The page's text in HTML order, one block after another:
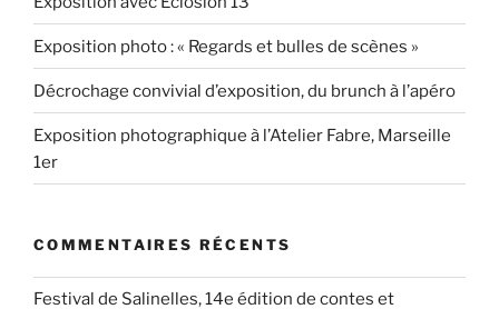
Exposition photo : « Regards et bulles de scènes »
Décrochage convivial d’exposition, du brunch à l’apéro
Exposition photographique à l’Atelier Fabre, Marseille
1er
COMMENTAIRES RÉCENTS
Festival de Salinelles, 14e édition de contes et